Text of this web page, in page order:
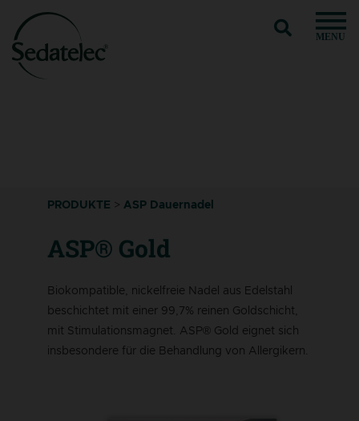
MENU
PRODUKTE > ASP Dauernadel
ASP® Gold
Biokompatible, nickelfreie Nadel aus Edelstahl
beschichtet mit einer 99,7% reinen Goldschicht,
mit Stimulationsmagnet. ASP® Gold eignet sich
insbesondere für die Behandlung von Allergikern.